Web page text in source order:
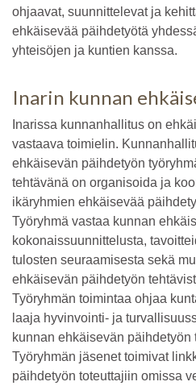
ohjaavat, suunnittelevat ja
ehkäisevää päihdetyötä
yhteisöjen ja kuntien kanssa.
Inarin kunnan
Inarissa kunnanhallitus on
vastaava toimielin.
ehkäisevän päihdetyön
tehtävänä on organisoida ja
ikäryhmien ehkäisevää
Työryhmä vastaa kunnan
kokonaissuunnittelusta,
tulosten seuraamisesta sekä
ehkäisevän päihdetyön
Työryhmän toimintaa ohjaa
laaja hyvinvointi- ja
kunnan ehkäisevän päihdetyön
Työryhmän jäsenet toimivat
päihdetyön toteuttajiin omissa